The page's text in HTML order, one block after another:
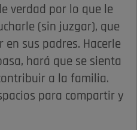
verdad por lo que le
(sin juzgar), que
sus padres. Hacerle
hará que se sienta
a la familia.
para compartir y